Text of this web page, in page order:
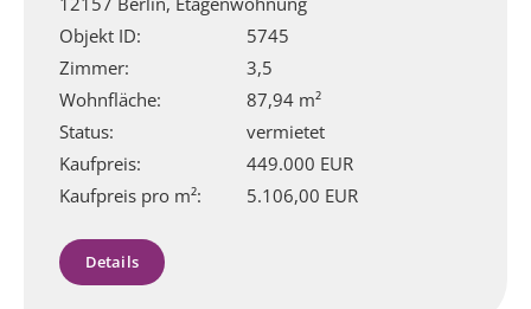
12157 Berlin, Etagenwohnung
Objekt ID:
5745
Zimmer:
3,5
Wohnfläche:
87,94 m²
Status:
vermietet
Kaufpreis:
449.000 EUR
Kaufpreis pro m²:
5.106,00 EUR
Details